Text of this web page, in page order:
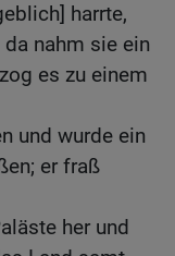
harrte,
nahm sie ein
es zu einem
und wurde ein
er fraß
her und